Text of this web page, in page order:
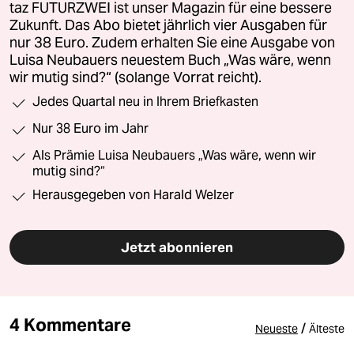
taz FUTURZWEI ist unser Magazin für eine bessere
Zukunft. Das Abo bietet jährlich vier Ausgaben für
nur 38 Euro. Zudem erhalten Sie eine Ausgabe von
Luisa Neubauers neuestem Buch „Was wäre, wenn
wir mutig sind?“ (solange Vorrat reicht).
Jedes Quartal neu in Ihrem Briefkasten
Nur 38 Euro im Jahr
Als Prämie Luisa Neubauers „Was wäre, wenn wir
mutig sind?“
Herausgegeben von Harald Welzer
Jetzt abonnieren
4 Kommentare Neueste / Älteste